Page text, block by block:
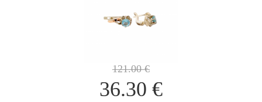
121.00€
36.30 €